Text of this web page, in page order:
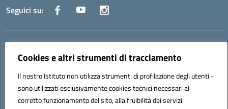
Cookies e altri strumenti di tracciamento
Il nostro Istituto non utilizza strumenti di profilazione degli utenti -
sono utilizzati esclusivamente cookies tecnici necessari al
corretto funzionamento del sito, alla fruibilità dei servizi
Seguici su:
Indirizzo:
Centralino:0882 331218 Email:fgps210002@istruzione.it
Codice fiscale: 93071630714
Codice meccanografico:
FGPS210002
Codice unico di fatturazione (CUF): UF7W9K